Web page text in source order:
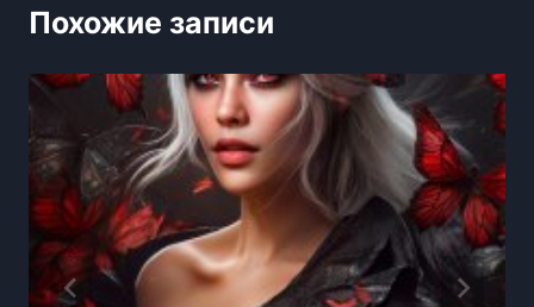
Похожие записи